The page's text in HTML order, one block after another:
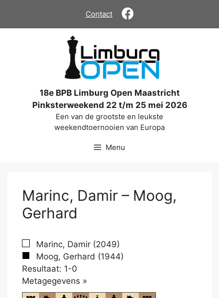
de
Contact
18e BPB Limburg Open Maastricht
Pinksterweekend 22 t/m 25 mei 2026
Een van de grootste en leukste
weekendtoernooien van Europa
Menu
Marinc, Damir – Moog,
Gerhard
Marinc, Damir (2049)
Moog, Gerhard (1944)
Resultaat: 1-0
Metagegevens »
om